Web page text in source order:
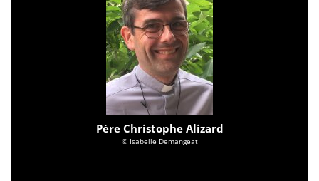
Père Christophe Alizard
© Isabelle Demangeat